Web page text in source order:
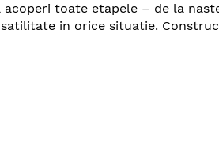
toate etapele – de la
in orice situatie.